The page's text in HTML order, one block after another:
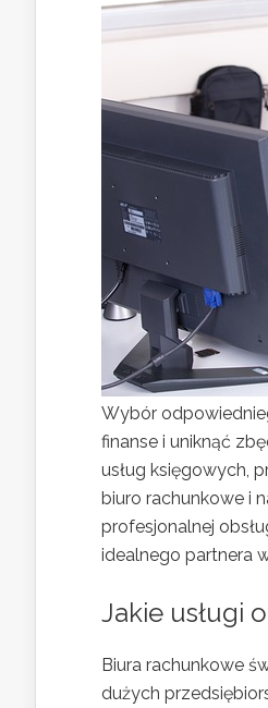
Wybór
finanse i uniknąć
usług księgowych,
biuro rachunkowe i
profesjonalnej
idealnego partnera
Jakie usługi
Biura rachunkowe
dużych